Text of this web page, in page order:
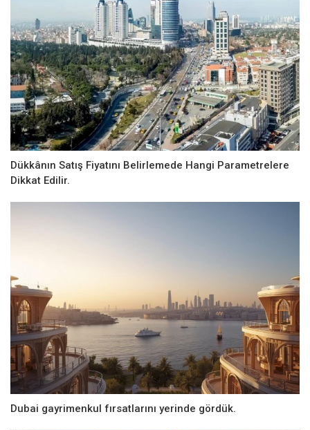
Dükkânın Satış Fiyatını Belirlemede Hangi Parametrelere
Dikkat Edilir.
Dubai gayrimenkul fırsatlarını yerinde gördük.